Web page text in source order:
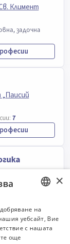
Климент
задочна
7
Професии: 4
BULGARIAN
ENGLISH
×
на
уебсайт, Вие
с нашата
още